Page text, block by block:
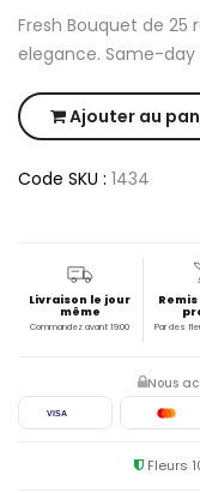
Fresh Bouquet de 25
elegance. Same-day
Ajouter au
Code SKU : 1434
Livraison le jour
même
Commandez avant 19:00 Par des
Nous
VISA
Fleurs